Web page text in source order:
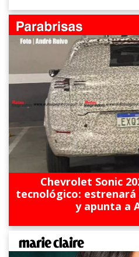
Chevrolet Sonic
tecnológico:
y apunta a